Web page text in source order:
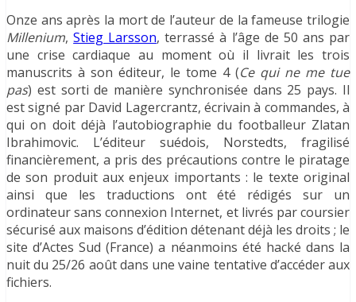
Onze ans après la mort de l’auteur de la fameuse trilogie
Millenium,Stieg Larsson, terrassé à l’âge de 50 ans par
une crise cardiaque au moment où il livrait les trois
manuscrits à son éditeur, le tome 4 (Ce qui ne me tue
pas) est sorti de manière synchronisée dans 25 pays. Il
est signé par David Lagercrantz, écrivain à commandes, à
qui on doit déjà l’autobiographie du footballeur Zlatan
Ibrahimovic. L’éditeur suédois, Norstedts, fragilisé
financièrement, a pris des précautions contre le piratage
de son produit aux enjeux importants : le texte original
ainsi que les traductions ont été rédigés sur un
ordinateur sans connexion Internet, et livrés par coursier
sécurisé aux maisons d’édition détenant déjà les droits ; le
site d’Actes Sud (France) a néanmoins été hacké dans la
nuit du 25/26 août dans une vaine tentative d’accéder aux
fichiers.